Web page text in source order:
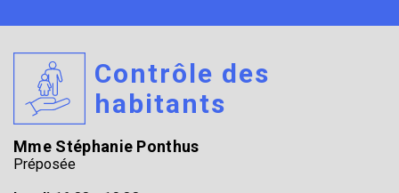
Contrôle des
habitants
Mme Stéphanie Ponthus
Préposée